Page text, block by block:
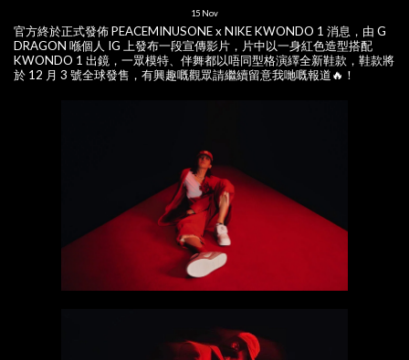
15 Nov
官方終於正式發佈 PEACEMINUSONE x NIKE KWONDO 1 消息，由 G
DRAGON 喺個人 IG 上發布一段宣傳影片，片中以一身紅色造型搭配
KWONDO 1 出鏡，一眾模特、伴舞都以唔同型格演繹全新鞋款，鞋款將
於 12 月 3 號全球發售，有興趣嘅觀眾請繼續留意我哋嘅報道🔥！